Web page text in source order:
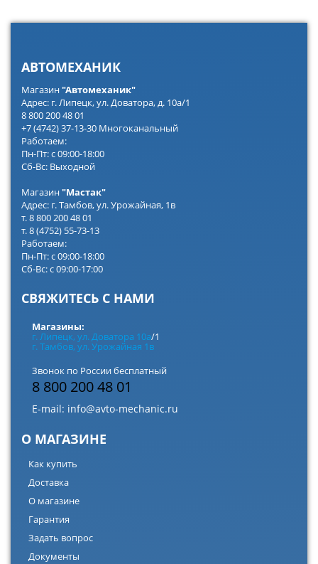
АВТОМЕХАНИК
Магазин"Автомеханик"
Адрес: г. Липецк, ул. Доватора, д. 10а/1
8 800 200 48 01
+7 (4742) 37-13-30 Многоканальный
Работаем:
Пн-Пт: с 09:00-18:00
Сб-Вс: Выходной
Магазин"Мастак"
Адрес: г. Тамбов, ул. Урожайная, 1в
т. 8 800 200 48 01
т. 8 (4752) 55-73-13
Работаем:
Пн-Пт: с 09:00-18:00
Сб-Вс: с 09:00-17:00
СВЯЖИТЕСЬ С НАМИ
Магазины:
г. Липецк, ул. Доватора 10а/1
г. Тамбов, ул. Урожайная 1в
Звонок по России бесплатный
8 800 200 48 01
E-mail: info@avto-mechanic.ru
О МАГАЗИНЕ
Как купить
Доставка
О магазине
Гарантия
Задать вопрос
Документы